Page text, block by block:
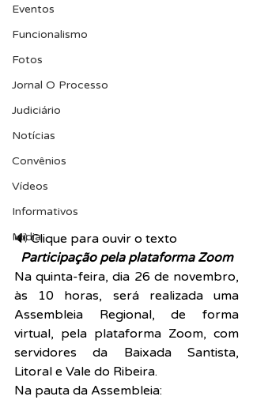
Eventos
Funcionalismo
Fotos
Jornal O Processo
Judiciário
Notícias
Convênios
Vídeos
Informativos
Midia
🔊 Clique para ouvir o texto
Participação pela plataforma Zoom
Na quinta-feira, dia 26 de novembro,
às 10 horas, será realizada uma
Assembleia Regional, de forma
virtual, pela plataforma Zoom, com
servidores da Baixada Santista,
Litoral e Vale do Ribeira.
Na pauta da Assembleia: